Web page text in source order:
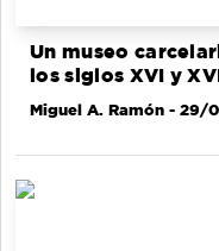
Un museo
los siglos XVI y
Miguel A. Ramón - 29/